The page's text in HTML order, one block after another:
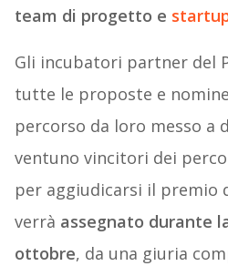
team di progetto e
Gli incubatori partner del
tutte le proposte e
percorso da loro messo a
ventuno vincitori dei
per aggiudicarsi il premio
verrà assegnato durante
ottobre, da una giuria